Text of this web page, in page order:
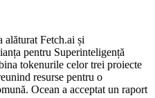
alăturat Fetch.ai și
pentru Superinteligență
tokenurile celor trei proiecte
resurse pentru o
Ocean a acceptat un raport